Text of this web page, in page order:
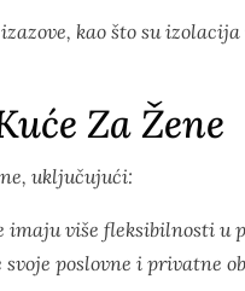
kao što su
Za Žene
uključujući:
imaju više fleksibilnosti u
poslovne i privatne